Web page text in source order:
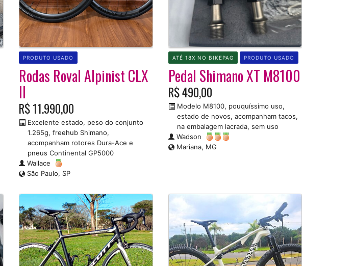
Rodas Roval Alpinist CLX
II
R$ 11.990,00
Excelente estado, peso do conjunto
1.265g, freehub Shimano,
acompanham rotores Dura-Ace e
pneus Continental GP5000
Wallace
São Paulo, SP
PRODUTO USADO
Pedal Shimano XT M8100
R$ 490,00
Modelo M8100, pouquíssimo uso,
estado de novos, acompanham tacos,
na embalagem lacrada, sem uso
Wadson
Mariana, MG
ATÉ 18X NO BIKEPAG PRODUTO USADO